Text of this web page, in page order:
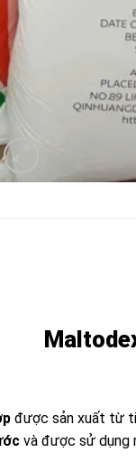
được sản xuất từ
và được sử dụng